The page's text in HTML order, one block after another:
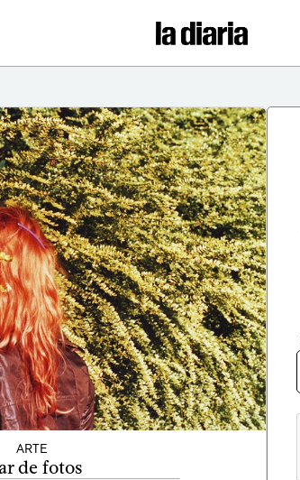
ARTE
de fotos